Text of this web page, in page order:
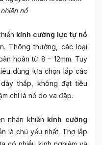
nổ
kính cường lực tự nổ
Thông thường, các loại
hoàn từ 8 – 12mm. Tuy
dùng lựa chọn lắp các
thấp, không đạt tiêu
chí là nổ do va đập.
nhân khiến kính cường
là chủ yếu nhất. Thợ lắp